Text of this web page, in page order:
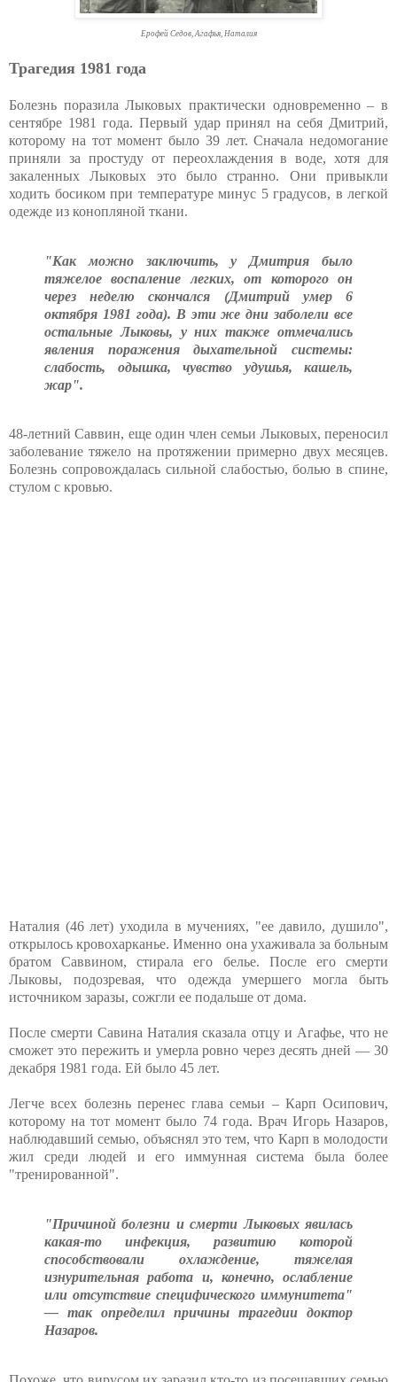
Ерофей Седов, Агафья, Наталия
Трагедия 1981 года
Болезнь поразила Лыковых практически одновременно – в
сентябре 1981 года. Первый удар принял на себя Дмитрий,
которому на тот момент было 39 лет. Сначала недомогание
приняли за простуду от переохлаждения в воде, хотя для
закаленных Лыковых это было странно. Они привыкли
ходить босиком при температуре минус 5 градусов, в легкой
одежде из конопляной ткани.
"Как можно заключить, у Дмитрия было
тяжелое воспаление легких, от которого он
через неделю скончался (Дмитрий умер 6
октября 1981 года). В эти же дни заболели все
остальные Лыковы, у них также отмечались
явления поражения дыхательной системы:
слабость, одышка, чувство удушья, кашель,
жар".
48-летний Саввин, еще один член семьи Лыковых, переносил
заболевание тяжело на протяжении примерно двух месяцев.
Болезнь сопровождалась сильной слабостью, болью в спине,
стулом с кровью.
Наталия (46 лет) уходила в мучениях, "ее давило, душило",
открылось кровохарканье. Именно она ухаживала за больным
братом Саввином, стирала его белье. После его смерти
Лыковы, подозревая, что одежда умершего могла быть
источником заразы, сожгли ее подальше от дома.
После смерти Савина Наталия сказала отцу и Агафье, что не
сможет это пережить и умерла ровно через десять дней — 30
декабря 1981 года. Ей было 45 лет.
Легче всех болезнь перенес глава семьи – Карп Осипович,
которому на тот момент было 74 года. Врач Игорь Назаров,
наблюдавший семью, объяснял это тем, что Карп в молодости
жил среди людей и его иммунная система была более
"тренированной".
"Причиной болезни и смерти Лыковых явилась
какая-то инфекция, развитию которой
способствовали охлаждение, тяжелая
изнурительная работа и, конечно, ослабление
или отсутствие специфического иммунитета"
— так определил причины трагедии доктор
Назаров.